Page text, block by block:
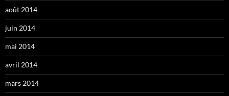
août 2014
juin 2014
mai 2014
avril 2014
mars 2014